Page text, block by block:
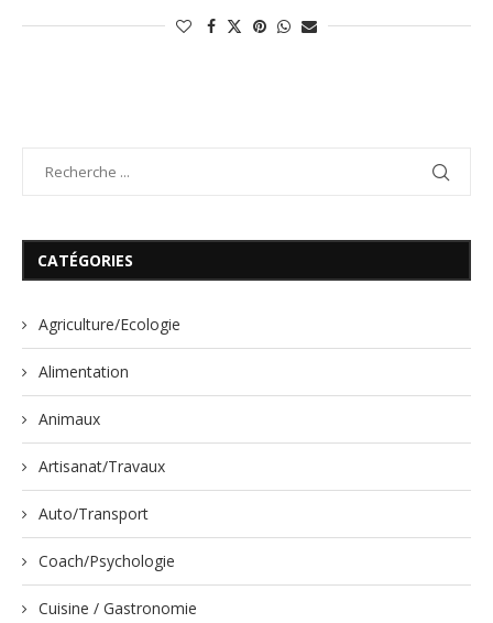
CATÉGORIES
Agriculture/Ecologie
Alimentation
Animaux
Artisanat/Travaux
Auto/Transport
Coach/Psychologie
Cuisine / Gastronomie